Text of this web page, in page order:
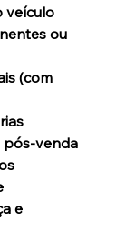
veículo
ou
(com
pós-venda
e